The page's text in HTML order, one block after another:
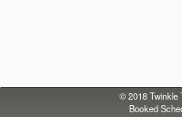
© 2018Twinkle
Booked